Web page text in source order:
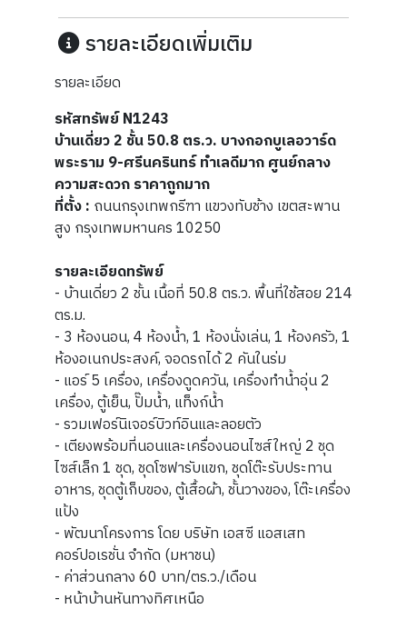
รายละเอียดเพิ่มเติม
รายละเอียด
รหัสทรัพย์ N1243
บ้านเดี่ยว 2 ชั้น 50.8 ตร.ว. บางกอกบูเลอวาร์ด
พระราม 9-ศรีนครินทร์ ทำเลดีมาก ศูนย์กลาง
ความสะดวก ราคาถูกมาก
ที่ตั้ง : ถนนกรุงเทพกรีฑา แขวงทับช้าง เขตสะพาน
สูง กรุงเทพมหานคร 10250
รายละเอียดทรัพย์
- บ้านเดี่ยว 2 ชั้น เนื้อที่ 50.8 ตร.ว. พื้นที่ใช้สอย 214
ตร.ม.
- 3 ห้องนอน, 4 ห้องน้ำ, 1 ห้องนั่งเล่น, 1 ห้องครัว, 1
ห้องอเนกประสงค์, จอดรถได้ 2 คันในร่ม
- แอร์ 5 เครื่อง, เครื่องดูดควัน, เครื่องทำน้ำอุ่น 2
เครื่อง, ตู้เย็น, ปั๊มน้ำ, แท็งก์น้ำ
- รวมเฟอร์นิเจอร์บิวท์อินและลอยตัว
- เตียงพร้อมที่นอนและเครื่องนอนไซส์ใหญ่ 2 ชุด
ไซส์เล็ก 1 ชุด, ชุดโซฟารับแขก, ชุดโต๊ะรับประทาน
อาหาร, ชุดตู้เก็บของ, ตู้เสื้อผ้า, ชั้นวางของ, โต๊ะเครื่อง
แป้ง
- พัฒนาโครงการ โดย บริษัท เอสซี แอสเสท
คอร์ปอเรชั่น จำกัด (มหาชน)
- ค่าส่วนกลาง 60 บาท/ตร.ว./เดือน
- หน้าบ้านหันทางทิศเหนือ